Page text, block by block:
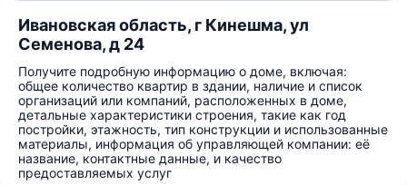
Ивановская область, г Кинешма, ул
Семенова, д 24
Получите подробную информацию о доме, включая:
общее количество квартир в здании, наличие и список
организаций или компаний, расположенных в доме,
детальные характеристики строения, такие как год
постройки, этажность, тип конструкции и использованные
материалы, информация об управляющей компании: её
название, контактные данные, и качество
предоставляемых услуг